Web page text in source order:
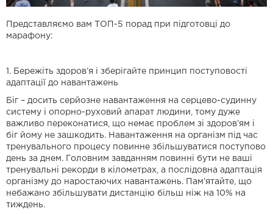
Представляємо вам ТОП-5 порад при підготовці до
марафону:
1. Бережіть здоров’я і зберігайте принцип поступовості
адаптації до навантажень
Біг – досить серйозне навантаження на серцево-судинну
систему і опорно-руховий апарат людини, тому дуже
важливо переконатися, що немає проблем зі здоров’ям і
біг йому не зашкодить. Навантаження на організм під час
тренувального процесу повинне збільшуватися поступово
день за днем. Головним завданням повинні бути не ваші
тренувальні рекорди в кілометрах, а послідовна адаптація
організму до наростаючих навантажень. Пам’ятайте, що
небажано збільшувати дистанцію більш ніж на 10% на
тиждень.